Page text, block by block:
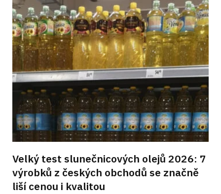
Velký test slunečnicových olejů 2026: 7
výrobků z českých obchodů se značně
liší cenou i kvalitou